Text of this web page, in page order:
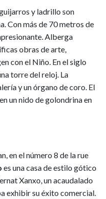
y ladrillo son
Con más de 70 metros de
Alberga
obras de arte,
con el Niño. En el siglo
torre del reloj. La
y un órgano de coro. El
un nido de golondrina en
en el número 8 de la rue
es una casa de estilo gótico
Xanxo, un acaudalado
exhibir su éxito comercial.